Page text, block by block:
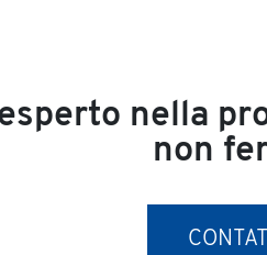
nella
non